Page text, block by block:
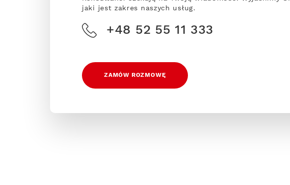
jaki jest zakres naszych usług.
+48 52 55 11 333
ZAMÓW ROZMOWĘ